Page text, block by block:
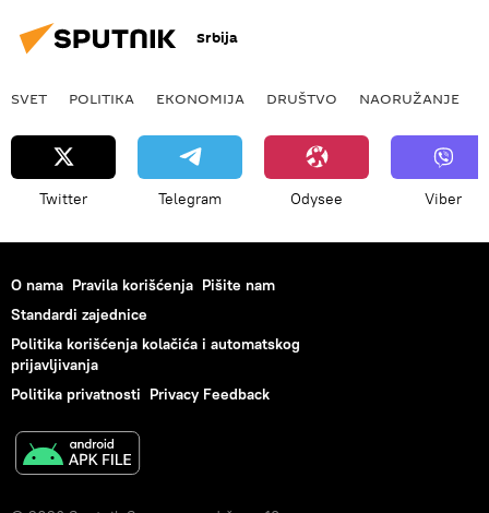
Srbija
SVET POLITIKA EKONOMIJA DRUŠTVO NAORUŽANJE
Twitter Telegram Odysee Viber
O nama Pravila korišćenja Pišite nam
Standardi zajednice
Politika korišćenja kolačića i automatskog
prijavljivanja
Politika privatnosti Privacy Feedback